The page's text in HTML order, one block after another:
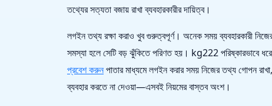
তথ্যের সত্যতা বজায় রাখা ব্যবহারকারীর দায়িত্ব।
লগইন তথ্য রক্ষা করাও খুব গুরুত্বপূর্ণ। অনেক সময় ব্যবহারকারী
সমস্যা হলে সেটি বড় ঝুঁকিতে পরিণত হয়। kg222 পরিষ্কারভাবে ধরে
প্রবেশ করুনপাতার মাধ্যমে লগইন করার সময় নিজের তথ্য গোপন
ব্যবহার করতে না দেওয়া—এসবই নিয়মের বাস্তব অংশ।